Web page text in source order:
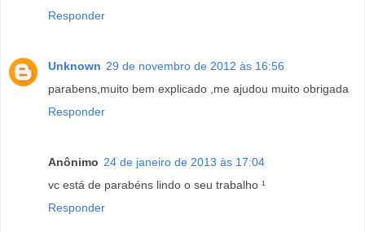
Responder
Unknown 29 de novembro de 2012 às 16:56
parabens,muito bem explicado ,me ajudou muito obrigada
Responder
Anônimo 24 de janeiro de 2013 às 17:04
vc está de parabéns lindo o seu trabalho ¹
Responder